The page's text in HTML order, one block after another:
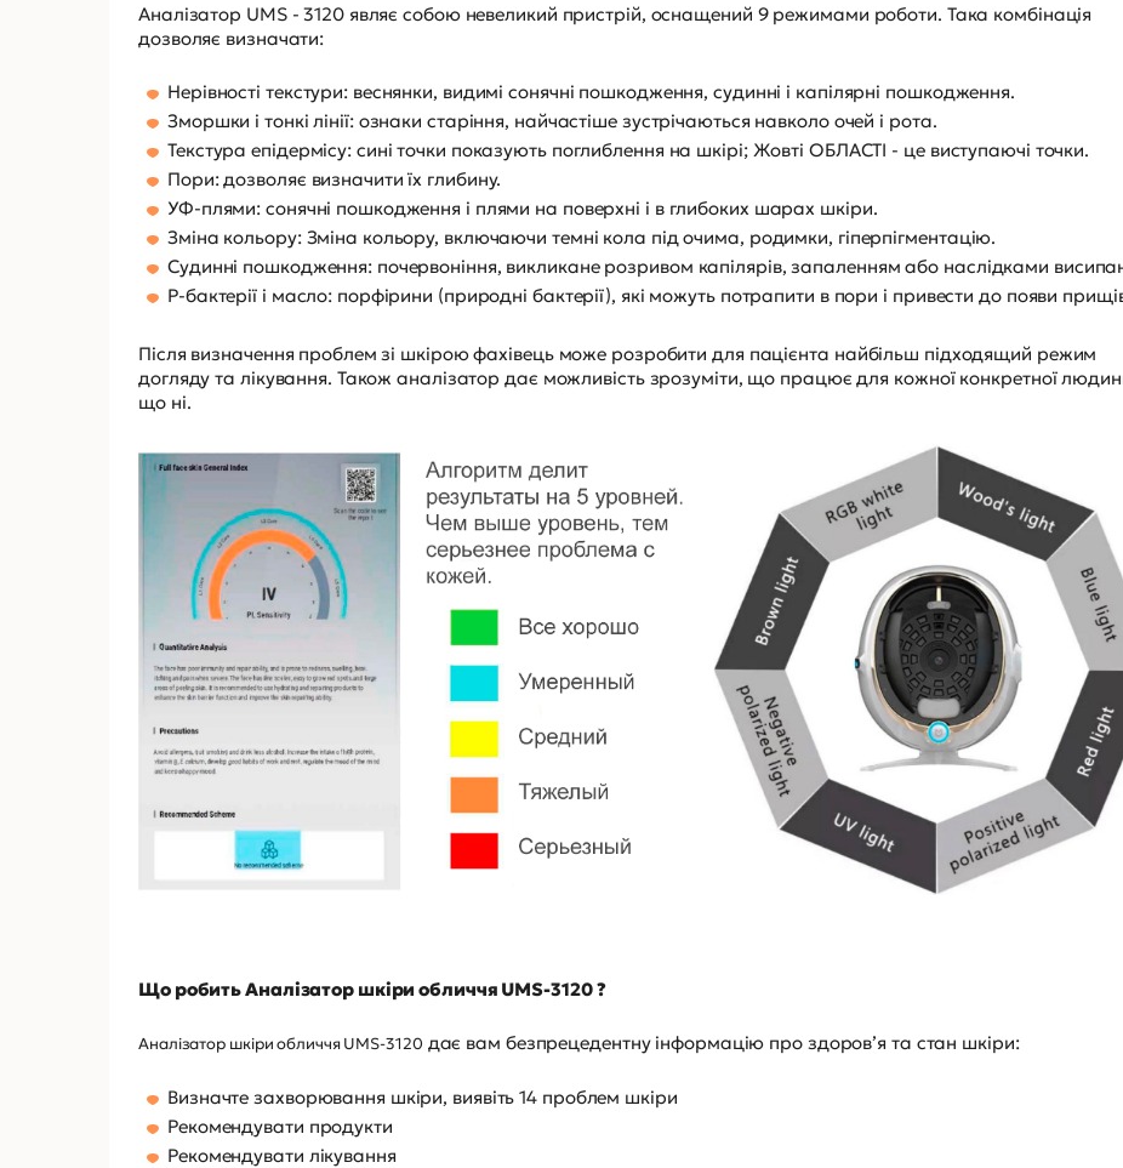
Аналізатор UMS - 3120 являє собою невеликий пристрій, оснащений 9 режимами роботи. Така комбінація
дозволяє визначати:
Нерівності текстури: веснянки, видимі сонячні пошкодження, судинні і капілярні пошкодження.
Зморшки і тонкі лінії: ознаки старіння, найчастіше зустрічаються навколо очей і рота.
Текстура епідермісу: сині точки показують поглиблення на шкірі; Жовті ОБЛАСТІ - це виступаючі точки.
Пори: дозволяє визначити їх глибину.
УФ-плями: сонячні пошкодження і плями на поверхні і в глибоких шарах шкіри.
Зміна кольору: Зміна кольору, включаючи темні кола під очима, родимки, гіперпігментацію.
Судинні пошкодження: почервоніння, викликане розривом капілярів, запаленням або наслідками
Р-бактерії і масло: порфірини (природні бактерії), які можуть потрапити в пори і привести до появи
Після визначення проблем зі шкірою фахівець може розробити для пацієнта найбільш підходящий режим
догляду та лікування. Також аналізатор дає можливість зрозуміти, що працює для кожної конкретної
що ні.
Що робить Аналізатор шкіри обличчя UMS-3120 ?
Аналізатор шкіри обличчя UMS-3120 дає вам безпрецедентну інформацію про здоров’я та стан шкіри:
Визначте захворювання шкіри, виявіть 14 проблем шкіри
Рекомендувати продукти
Рекомендувати лікування